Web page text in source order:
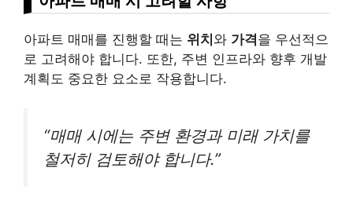
아파트 매매를 진행할 때는 위치와 가격을 우선적으
로 고려해야 합니다. 또한, 주변 인프라와 향후 개발
계획도 중요한 요소로 작용합니다.
“매매 시에는 주변 환경과 미래 가치를
철저히 검토해야 합니다.”